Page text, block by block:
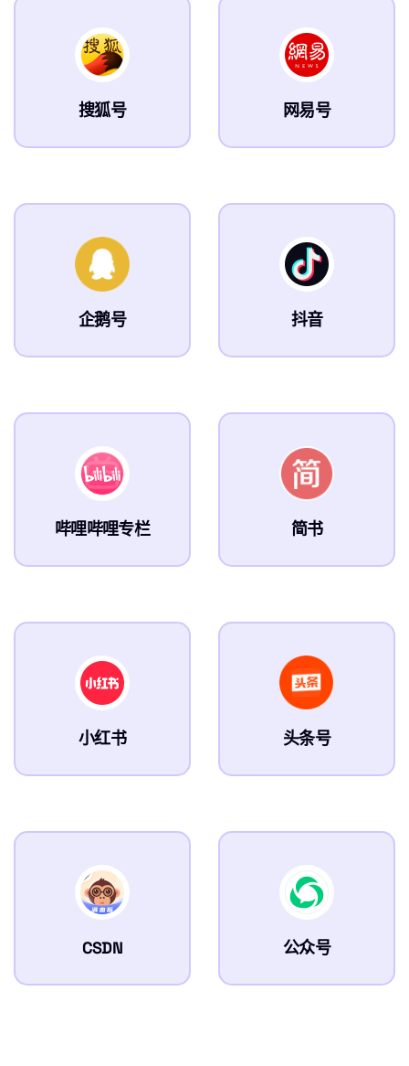
搜狐号 网易号
企鹅号 抖音
哔哩哔哩专栏 简书
小红书 头条号
CSDN 公众号